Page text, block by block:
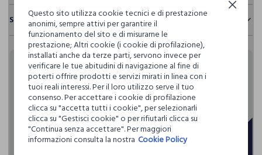
Sicurezza
Il 100% dei nostri articoli viene sottoposto a test chimico-
fisici, per verificarne il rispetto dei limiti che abbiamo
definito per l’uso di sostanze chimiche, talvolta anche più
restrittivi rispetto a quelli previsti dalla normativa
internazionale.
Clicca qui per vedere i dettagli
I nostri fornitori
JB LICENSES SRL
Spedizione e resi
Hai fino a 30 giorni dalla consegna del tuo ordine online per
cambiare idea e restituire i prodotti che hai acquistato.
Rendi speciali i tuoi
acquisti
Blukids card e Blukids Club sono le carte fedeltà che
rendono
Questo sito utilizza cookie tecnici e di prestazione
anonimi, sempre attivi per garantire il
funzionamento del sito e di misurarne le
prestazione; Altri cookie (i cookie di profilazione),
installati anche da terze parti, servono invece per
verificare le tue abitudini di navigazione al fine di
poterti offrire prodotti e servizi mirati in linea con i
tuoi reali interessi. Per il loro utilizzo serve il tuo
consenso. Per accettare i cookie di profilazione
clicca su "accetta tutti i cookie", per selezionarli
clicca su "Gestisci cookie" o per rifiutarli clicca su
"Continua senza accettare". Per maggiori
informazioni consulta la nostra Cookie Policy
Continua senza accettare